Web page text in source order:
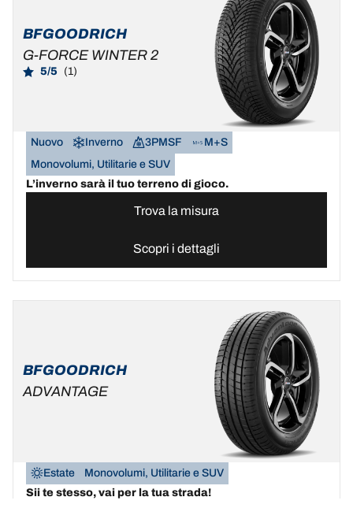
BFGOODRICH
G-FORCE WINTER 2
5/5 (1)
Nuovo Inverno 3PMSF
M+S
Monovolumi, Utilitarie e SUV
L’inverno sarà il tuo terreno di gioco.
Trova la misura
Scopri i dettagli
BFGOODRICH
ADVANTAGE
Estate
Monovolumi, Utilitarie e SUV
Sii te stesso, vai per la tua strada!